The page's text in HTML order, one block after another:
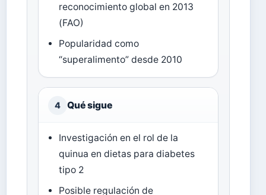
reconocimiento global en 2013
(FAO)
Popularidad como
“superalimento” desde 2010
4 Qué sigue
Investigación en el rol de la
quinua en dietas para diabetes
tipo 2
Posible regulación de